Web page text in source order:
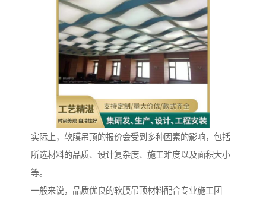
实际上，软膜吊顶的报价会受到多种因素的影响，包括
所选材料的品质、设计复杂度、施工难度以及面积大小
等。
一般来说，品质优良的软膜吊顶材料配合专业施工团